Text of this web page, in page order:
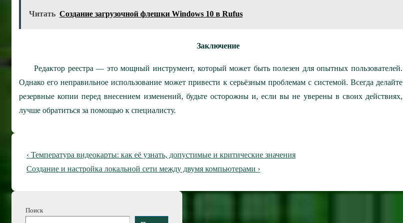
Читать Создание загрузочной флешки Windows 10 в Rufus
Заключение
Редактор реестра — это мощный инструмент, который может быть полезен для опытных пользователей.
Однако его неправильное использование может привести к серьёзным проблемам с системой. Всегда делайте
резервные копии перед внесением изменений, будьте осторожны и, если вы не уверены в своих действиях,
лучше обратиться за помощью к специалисту.
Навигация
по
Предыдущая
запись
‹ Температура видеокарты: как её узнать, допустимые и критические значения
Следующая
Создание и настройка локальной сети между двумя компьютерами ›
Поиск